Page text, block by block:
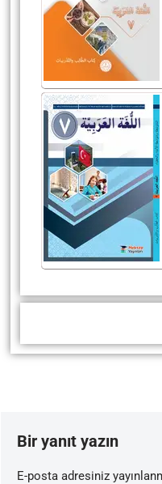
Bir yanıt yazın
E-posta adresiniz